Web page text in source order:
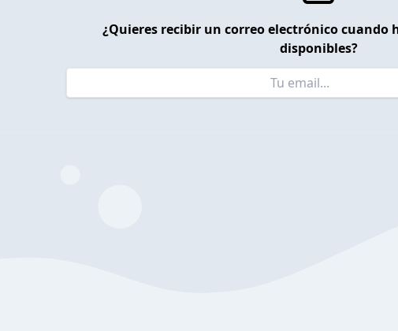
¿Quieres recibir un correo electrónico cuando
disponibles?